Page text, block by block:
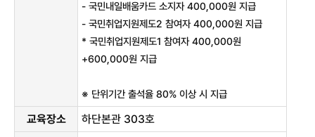
- 국민내일배움카드 소지자 400,000원 지급
- 국민취업지원제도2 참여자 400,000원 지급
* 국민취업지원제도1 참여자 400,000원
+600,000원 지급
※ 단위기간 출석율 80% 이상 시 지급
교육장소
하단본관 303호